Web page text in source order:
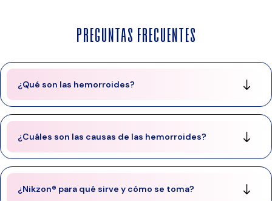
Preguntas frecuentes
¿Qué son las hemorroides?
¿Cuáles son las causas de las hemorroides?
¿Nikzon® para qué sirve y cómo se toma?